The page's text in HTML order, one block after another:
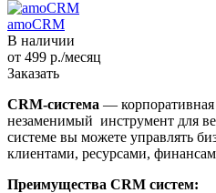
amoCRM
В наличии
от 499 р./месяц
Заказать
CRM-система —
незаменимый инструмент для
системе вы можете управлять
клиентами, ресурсами,
Преимущества CRM систем: